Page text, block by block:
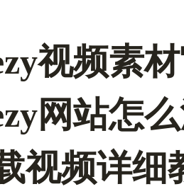
视频素
网站怎
视频详细